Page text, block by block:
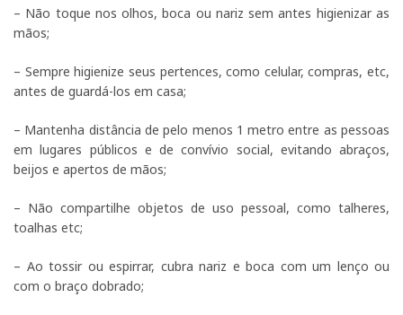
– Não toque nos olhos, boca ou nariz sem antes higienizar as
mãos;
– Sempre higienize seus pertences, como celular, compras, etc,
antes de guardá-los em casa;
– Mantenha distância de pelo menos 1 metro entre as pessoas
em lugares públicos e de convívio social, evitando abraços,
beijos e apertos de mãos;
– Não compartilhe objetos de uso pessoal, como talheres,
toalhas etc;
– Ao tossir ou espirrar, cubra nariz e boca com um lenço ou
com o braço dobrado;